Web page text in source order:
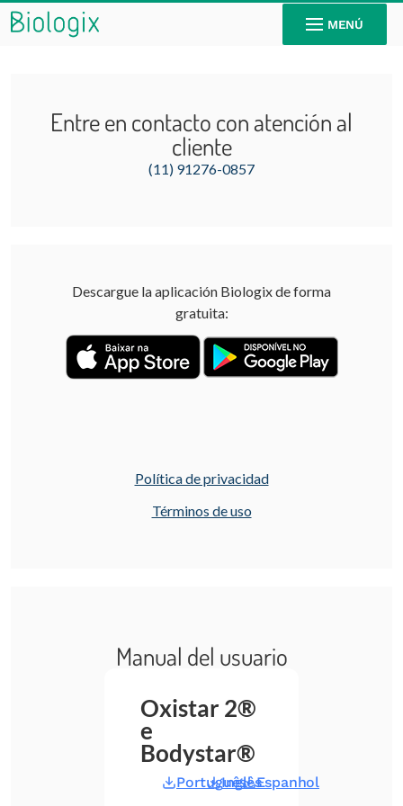
MENÚ
Entre en contacto con atención al
cliente
(11) 91276-0857
Descargue la aplicación Biologix de forma
gratuita:
Política de privacidad
Términos de uso
Manual del usuario
Oxistar 2®
e
Bodystar®
Português
InglêsEspanhol